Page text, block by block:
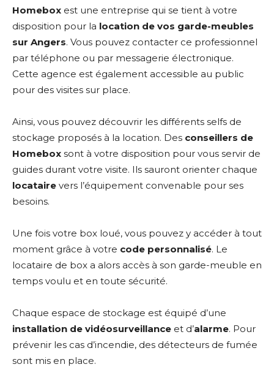
Homebox est une entreprise qui se tient à votre
disposition pour la location de vos garde-meubles
sur Angers. Vous pouvez contacter ce professionnel
par téléphone ou par messagerie électronique.
Cette agence est également accessible au public
pour des visites sur place.
Ainsi, vous pouvez découvrir les différents selfs de
stockage proposés à la location. Des conseillers de
Homebox sont à votre disposition pour vous servir de
guides durant votre visite. Ils sauront orienter chaque
locataire vers l’équipement convenable pour ses
besoins.
Une fois votre box loué, vous pouvez y accéder à tout
moment grâce à votre code personnalisé. Le
locataire de box a alors accès à son garde-meuble en
temps voulu et en toute sécurité.
Chaque espace de stockage est équipé d’une
installation de vidéosurveillance et d’alarme. Pour
prévenir les cas d’incendie, des détecteurs de fumée
sont mis en place.